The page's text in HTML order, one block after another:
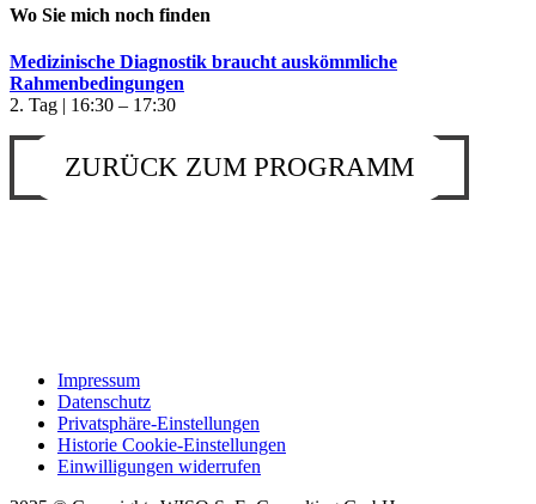
Wo Sie mich noch finden
Medizinische Diagnostik braucht auskömmliche
Rahmenbedingungen
2. Tag | 16:30 – 17:30
ZURÜCK ZUM PROGRAMM
Impressum
Datenschutz
Privatsphäre-Einstellungen
Historie Cookie-Einstellungen
Einwilligungen widerrufen